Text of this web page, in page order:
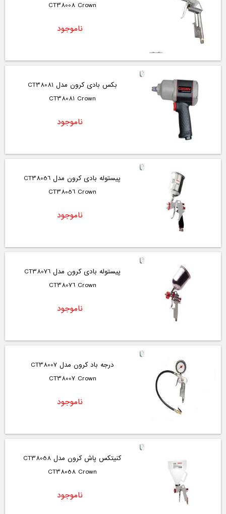
CT38008 Crown
ناموجود
بکس بادی کرون مدل CT38081
CT38081 Crown
ناموجود
پیستوله بادی کرون مدل CT38056
CT38056 Crown
ناموجود
پیستوله بادی کرون مدل CT38076
CT38076 Crown
ناموجود
درجه باد کرون مدل CT38007
CT38007 Crown
ناموجود
کنیتکس پاش کرون مدل CT38058
CT38058 Crown
ناموجود